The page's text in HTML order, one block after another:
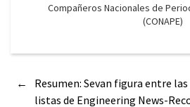
Compañeros Nacionales de
(CONAPE)
←
Resumen: Sevan figura entre
listas de Engineering News-